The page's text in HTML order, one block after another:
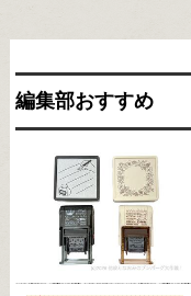
編集部おすすめ